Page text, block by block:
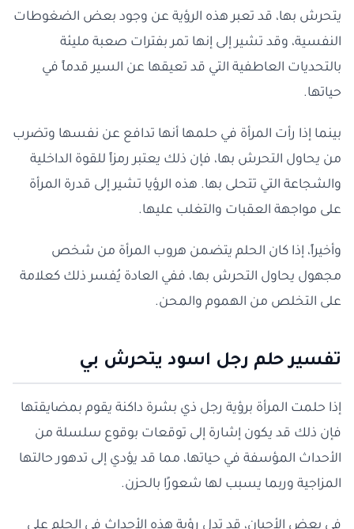
يتحرش بها، قد تعبر هذه الرؤية عن وجود بعض الضغوطات
النفسية، وقد تشير إلى إنها تمر بفترات صعبة مليئة
بالتحديات العاطفية التي قد تعيقها عن السير قدماً في
حياتها.
بينما إذا رأت المرأة في حلمها أنها تدافع عن نفسها وتضرب
من يحاول التحرش بها، فإن ذلك يعتبر رمزاً للقوة الداخلية
والشجاعة التي تتحلى بها. هذه الرؤيا تشير إلى قدرة المرأة
على مواجهة العقبات والتغلب عليها.
وأخيراً، إذا كان الحلم يتضمن هروب المرأة من شخص
مجهول يحاول التحرش بها، ففي العادة يُفسر ذلك كعلامة
على التخلص من الهموم والمحن.
تفسير حلم رجل اسود يتحرش بي
إذا حلمت المرأة برؤية رجل ذي بشرة داكنة يقوم بمضايقتها
فإن ذلك قد يكون إشارة إلى توقعات بوقوع سلسلة من
الأحداث المؤسفة في حياتها، مما قد يؤدي إلى تدهور حالتها
المزاجية وربما يسبب لها شعورًا بالحزن.
في بعض الأحيان، قد تدل رؤية هذه الأحداث في الحلم على